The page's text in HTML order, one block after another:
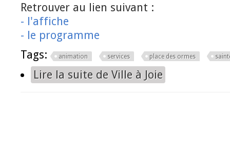
Retrouver au lien suivant :
- l'affiche
- le programme
Tags:
animation services place des ormes
Lire la suite de Ville à Joie